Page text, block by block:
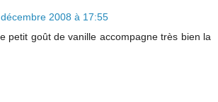
2008 à 17:55
petit goût de vanille accompagne très bien la